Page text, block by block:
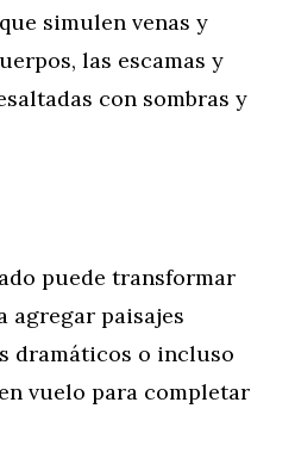
simulen venas y
las escamas y
con sombras y
puede transformar
agregar paisajes
dramáticos o incluso
vuelo para completar